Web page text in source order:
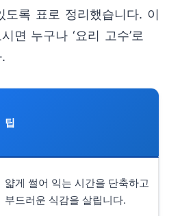
도록 표로 정리했습니다. 이
면 누구나 ‘요리 고수’로
팁
얇게 썰어 익는 시간을 단축하고
부드러운 식감을 살립니다.